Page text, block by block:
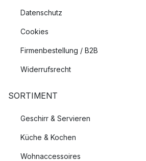
Datenschutz
Cookies
Firmenbestellung / B2B
Widerrufsrecht
SORTIMENT
Geschirr & Servieren
Küche & Kochen
Wohnaccessoires